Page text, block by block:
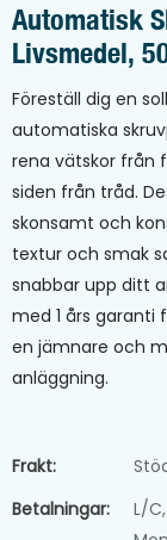
Automatisk
Livsmedel,
Föreställ dig en
automatiska
rena vätskor från
siden från tråd.
skonsamt och
textur och smak
snabbar upp ditt
med 1 års garanti
en jämnare och
anläggning.
Frakt:
Betalningar:
L/